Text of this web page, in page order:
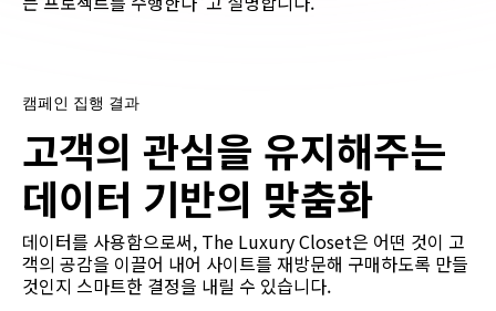
캠페인 집행 결과
고객의 관심을 유지해주는
데이터 기반의 맞춤화
데이터를 사용함으로써, The Luxury Closet은 어떤 것이 고
객의 공감을 이끌어 내어 사이트를 재방문해 구매하도록 만들
것인지 스마트한 결정을 내릴 수 있습니다.